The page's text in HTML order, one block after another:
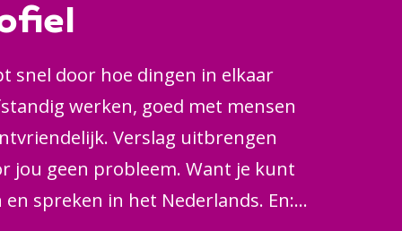
en collega’s van de afdeling
snel door hoe dingen in elkaar
werken, goed met mensen
Verslag uitbrengen
jou geen probleem. Want je kunt
spreken in het Nederlands. En: